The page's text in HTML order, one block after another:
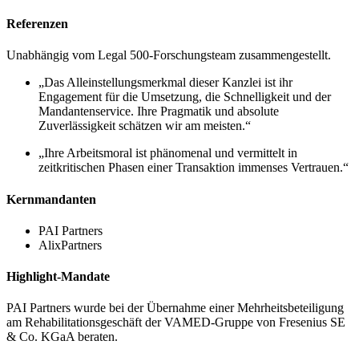
Referenzen
Unabhängig vom Legal 500-Forschungsteam zusammengestellt.
„Das Alleinstellungsmerkmal dieser Kanzlei ist ihr
Engagement für die Umsetzung, die Schnelligkeit und der
Mandantenservice. Ihre Pragmatik und absolute
Zuverlässigkeit schätzen wir am meisten.“
„Ihre Arbeitsmoral ist phänomenal und vermittelt in
zeitkritischen Phasen einer Transaktion immenses Vertrauen.“
Kernmandanten
PAI Partners
AlixPartners
Highlight-Mandate
PAI Partners wurde bei der Übernahme einer Mehrheitsbeteiligung
am Rehabilitationsgeschäft der VAMED-Gruppe von Fresenius SE
& Co. KGaA beraten.